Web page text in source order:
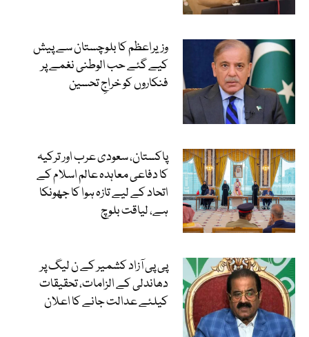
وزیراعظم کا بلوچستان سے پیش
کیے گئے حب الوطنی نغمے پر
فنکاروں کو خراجِ تحسین
پاکستان، سعودی عرب اور ترکیہ
کا دفاعی معاہدہ عالم اسلام کے
اتحاد کے لیے تازہ ہوا کا جھونکا
ہے، لیاقت بلوچ
پی پی آزاد کشمیر کے ن لیگ پر
دھاندلی کے الزامات، تحقیقات
کیلئے عدالت جانے کا اعلان